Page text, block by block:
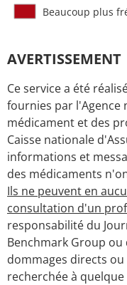
Beaucoup plus
AVERTISSEMENT
Ce service a été
fournies par l'Agence
médicament et des
Caisse nationale
informations et
des médicaments
Ils ne peuvent en
consultation d'un
responsabilité du
Benchmark Group
dommages directs
recherchée à